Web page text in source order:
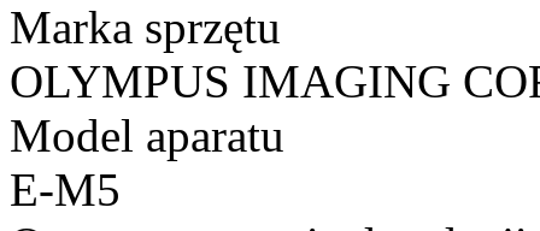
Marka sprzętu
OLYMPUS IMAGING
Model aparatu
E-M5